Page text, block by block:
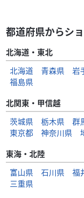
都道府県からシ
北海道・東北
北海道
青森県 岩
福島県
北関東・甲信越
茨城県
栃木県 群
東京都
神奈川県
東海・北陸
富山県
石川県 福
三重県